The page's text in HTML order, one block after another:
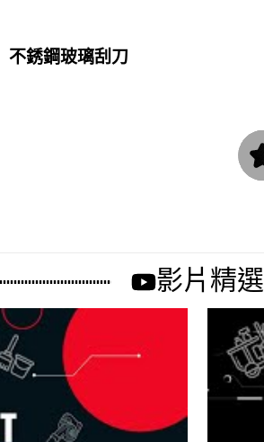
不銹鋼玻璃刮刀
影片精選